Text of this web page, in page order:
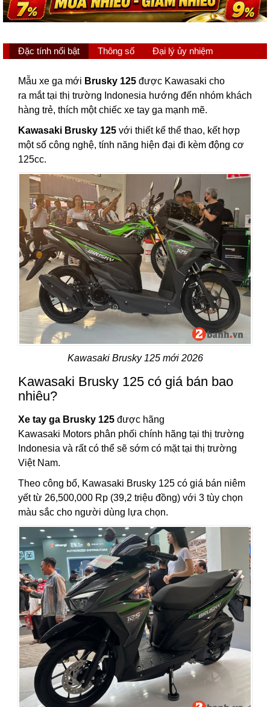
Đặc tính nổi bật Thông số Đại lý ủy nhiệm
Mẫu xe ga mới Brusky 125 được Kawasaki cho
ra mắt tại thị trường Indonesia hướng đến nhóm khách
hàng trẻ, thích một chiếc xe tay ga mạnh mẽ.
Kawasaki Brusky 125 với thiết kế thể thao, kết hợp
một số công nghệ, tính năng hiện đại đi kèm động cơ
125cc.
Kawasaki Brusky 125 mới 2026
Kawasaki Brusky 125 có giá bán bao
nhiêu?
Xe tay ga Brusky 125 được hãng
Kawasaki Motors phân phối chính hãng tại thị trường
Indonesia và rất có thể sẽ sớm có mặt tại thị trường
Việt Nam.
Theo công bố, Kawasaki Brusky 125 có giá bán niêm
yết từ 26,500,000 Rp (39,2 triệu đồng) với 3 tùy chọn
màu sắc cho người dùng lựa chọn.